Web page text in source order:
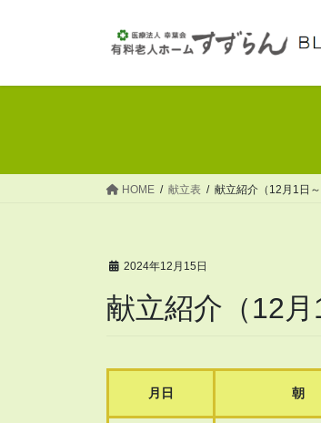
HOME 献立表 献立紹介（12月1日～
2024年12月15日
献立紹介（12月
月日 朝